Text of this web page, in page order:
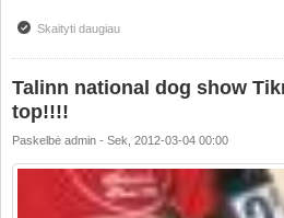
Skaityti daugiauapie Tikrai Nauja super
Talinn national dog show
top!!!!
Paskelbė admin - Sek, 2012-03-04 00:00